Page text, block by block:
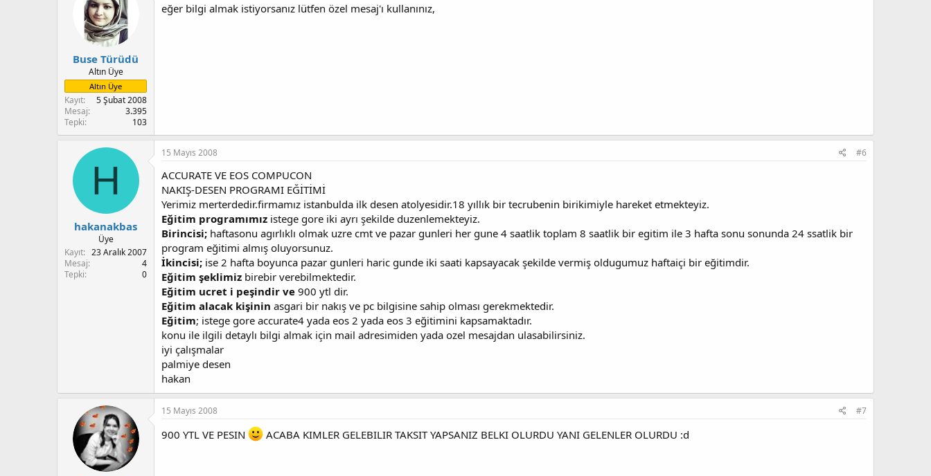
Buse Türüdü
Altın Üye
Altın Üye
Kayıt
5 Şubat 2008
Mesaj
3.395
Tepki
103
eğer bilgi almak istiyorsanız lütfen özel mesaj'ı kullanınız,
H
hakanakbas
Üye
Kayıt
23 Aralık 2007
Mesaj
4
Tepki
0
15 Mayıs 2008 #6
ACCURATE VE EOS COMPUCON
NAKIŞ-DESEN PROGRAMI EĞİTİMİ
Yerimiz merterdedir.firmamız istanbulda ilk desen atolyesidir.18 yıllık bir tecrubenin birikimiyle hareket etmekteyiz.
Eğitim programımız istege gore iki ayrı şekilde duzenlemekteyiz.
Birincisi; haftasonu agırlıklı olmak uzre cmt ve pazar gunleri her gune 4 saatlik toplam 8 saatlik bir egitim ile 3 hafta sonu sonunda 24 ssatlik bir
program eğitimi almış oluyorsunuz.
İkincisi; ise 2 hafta boyunca pazar gunleri haric gunde iki saati kapsayacak şekilde vermiş oldugumuz haftaiçi bir eğitimdir.
Eğitim şeklimiz birebir verebilmektedir.
Eğitim ucret i peşindir ve 900 ytl dir.
Eğitim alacak kişinin asgari bir nakış ve pc bilgisine sahip olması gerekmektedir.
Eğitim; istege gore accurate4 yada eos 2 yada eos 3 eğitimini kapsamaktadır.
konu ile ilgili detaylı bilgi almak için mail adresimiden yada ozel mesajdan ulasabilirsiniz.
iyi çalışmalar
palmiye desen
hakan
15 Mayıs 2008 #7
900 YTL VE PESIN ACABA KIMLER GELEBILIR TAKSIT YAPSANIZ BELKI OLURDU YANI GELENLER OLURDU :d